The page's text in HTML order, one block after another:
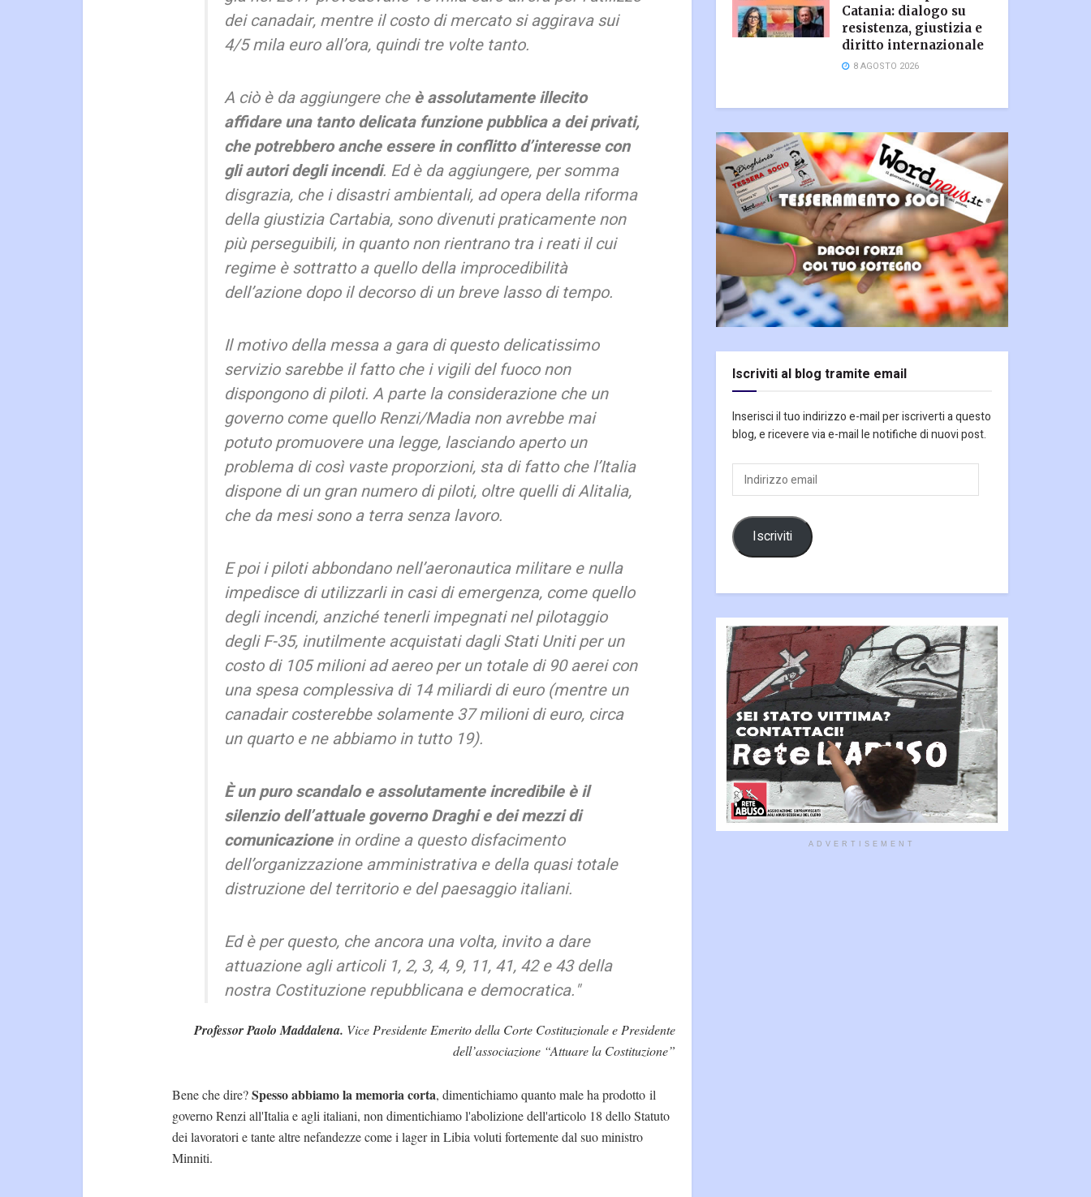
dei canadair, mentre il costo di mercato si aggirava sui
4/5 mila euro all’ora, quindi tre volte tanto.
A ciò è da aggiungere cheè assolutamente illecito
affidare una tanto delicata funzione pubblica a dei privati,
che potrebbero anche essere in conflitto d’interesse con
gli autori degli incendi. Ed è da aggiungere, per somma
disgrazia, che i disastri ambientali, ad opera della riforma
della giustizia Cartabia, sono divenuti praticamente non
più perseguibili, in quanto non rientrano tra i reati il cui
regime è sottratto a quello della improcedibilità
dell’azione dopo il decorso di un breve lasso di tempo.
Il motivo della messa a gara di questo delicatissimo
servizio sarebbe il fatto che i vigili del fuoco non
dispongono di piloti. A parte la considerazione che un
governo come quello Renzi/Madia non avrebbe mai
potuto promuovere una legge, lasciando aperto un
problema di così vaste proporzioni, sta di fatto che l’Italia
dispone di un gran numero di piloti, oltre quelli di Alitalia,
che da mesi sono a terra senza lavoro.
E poi i piloti abbondano nell’aeronautica militare e nulla
impedisce di utilizzarli in casi di emergenza, come quello
degli incendi, anziché tenerli impegnati nel pilotaggio
degli F-35, inutilmente acquistati dagli Stati Uniti per un
costo di 105 milioni ad aereo per un totale di 90 aerei con
una spesa complessiva di 14 miliardi di euro (mentre un
canadair costerebbe solamente 37 milioni di euro, circa
un quarto e ne abbiamo in tutto 19).
È un puro scandalo e assolutamente incredibile è il
silenzio dell’attuale governo Draghi e dei mezzi di
comunicazionein ordine a questo disfacimento
dell’organizzazione amministrativa e della quasi totale
distruzione del territorio e del paesaggio italiani.
Ed è per questo, che ancora una volta, invito a dare
attuazione agli articoli 1, 2, 3, 4, 9, 11, 41, 42 e 43 della
nostra Costituzione repubblicana e democratica."
Professor Paolo Maddalena. Vice Presidente Emerito della Corte Costituzionale e Presidente
dell’associazione “Attuare la Costituzione”
Bene che dire?Spesso abbiamo la memoria corta, dimentichiamo quanto male ha prodotto il
governo Renzi all'Italia e agli italiani, non dimentichiamo l'abolizione dell'articolo 18 dello Statuto
dei lavoratori e tante altre nefandezze come i lager in Libia voluti fortemente dal suo ministro
Minniti.
Catania: dialogo su
resistenza, giustizia e
diritto internazionale
8 AGOSTO 2026
Iscriviti al blog tramite email
Inserisci il tuo indirizzo e-mail per iscriverti a questo
blog, e ricevere via e-mail le notifiche di nuovi post.
Indirizzo
email
Iscriviti
ADVERTISEMENT